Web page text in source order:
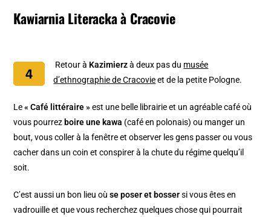
Kawiarnia Literacka à Cracovie
Retour à Kazimierzà deux pas du musée
d’ethnographie de Cracovieet de la petite Pologne.
Le« Café littéraire »est une belle librairie et un agréable café où
vous pourrez boire une kawa (café en polonais) ou manger un
bout, vous coller à la fenêtre et observer les gens passer ou vous
cacher dans un coin et conspirer à la chute du régime quelqu’il
soit.
C’est aussi un bon lieu oùse poser et bossersi vous êtes en
vadrouille et que vous recherchez quelques chose qui pourrait